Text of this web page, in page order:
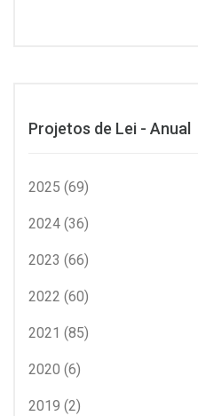
Projetos de Lei - Anual
2025 (69)
2024 (36)
2023 (66)
2022 (60)
2021 (85)
2020 (6)
2019 (2)